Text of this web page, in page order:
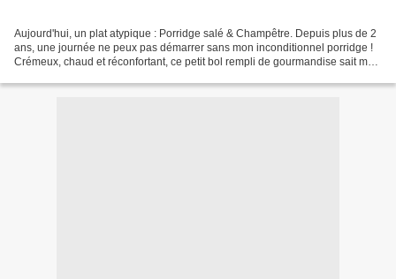
Aujourd'hui, un plat atypique : Porridge salé & Champêtre. Depuis plus de 2
ans, une journée ne peux pas démarrer sans mon inconditionnel porridge !
Crémeux, chaud et réconfortant, ce petit bol rempli de gourmandise sait me